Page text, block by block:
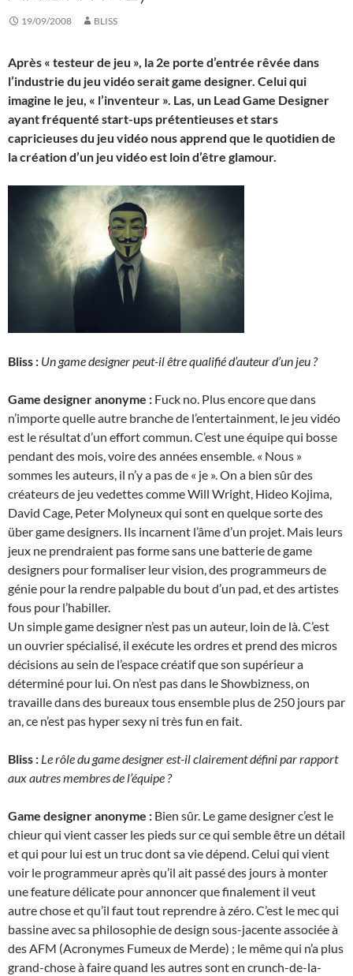
19/09/2008 BLISS
Après « testeur de jeu », la 2e porte d’entrée rêvée dans
l’industrie du jeu vidéo serait game designer. Celui qui
imagine le jeu, « l’inventeur ». Las, un Lead Game Designer
ayant fréquenté start-ups prétentieuses et stars
capricieuses du jeu vidéo nous apprend que le quotidien de
la création d’un jeu vidéo est loin d’être glamour.
Bliss : Un game designer peut-il être qualifié d’auteur d’un jeu ?
Game designer anonyme : Fuck no. Plus encore que dans
n’importe quelle autre branche de l’entertainment, le jeu vidéo
est le résultat d’un effort commun. C’est une équipe qui bosse
pendant des mois, voire des années ensemble. « Nous »
sommes les auteurs, il n’y a pas de « je ». On a bien sûr des
créateurs de jeu vedettes comme Will Wright, Hideo Kojima,
David Cage, Peter Molyneux qui sont en quelque sorte des
über game designers. Ils incarnent l’âme d’un projet. Mais leurs
jeux ne prendraient pas forme sans une batterie de game
designers pour formaliser leur vision, des programmeurs de
génie pour la rendre palpable du bout d’un pad, et des artistes
fous pour l’habiller.
Un simple game designer n’est pas un auteur, loin de là. C’est
un ouvrier spécialisé, il exécute les ordres et prend des micros
décisions au sein de l’espace créatif que son supérieur a
déterminé pour lui. On n’est pas dans le Showbizness, on
travaille dans des bureaux tous ensemble plus de 250 jours par
an, ce n’est pas hyper sexy ni très fun en fait.
Bliss : Le rôle du game designer est-il clairement défini par rapport
aux autres membres de l’équipe ?
Game designer anonyme : Bien sûr. Le game designer c’est le
chieur qui vient casser les pieds sur ce qui semble être un détail
et qui pour lui est un truc dont sa vie dépend. Celui qui vient
voir le programmeur après qu’il ait passé des jours à monter
une feature délicate pour annoncer que finalement il veut
autre chose et qu’il faut tout reprendre à zéro. C’est le mec qui
bassine avec sa philosophie de design sous-jacente associée à
des AFM (Acronymes Fumeux de Merde) ; le même qui n’a plus
grand-chose à faire quand les autres sont en crunch-de-la-